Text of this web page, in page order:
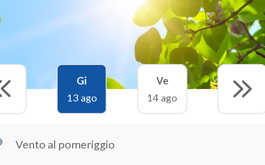
Gi
13 ago
Ve
14 ago
Vento al pomeriggio